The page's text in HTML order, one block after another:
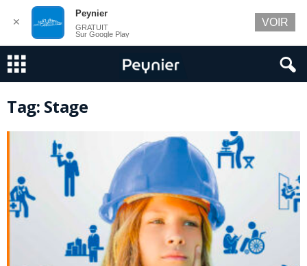
Tag: Stage
✕
Peynier
GRATUIT
Sur Google Play
VOIR